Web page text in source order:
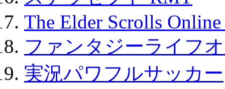
The Elder Scrolls
ファンタジーライフ
実況パワフルサッカー